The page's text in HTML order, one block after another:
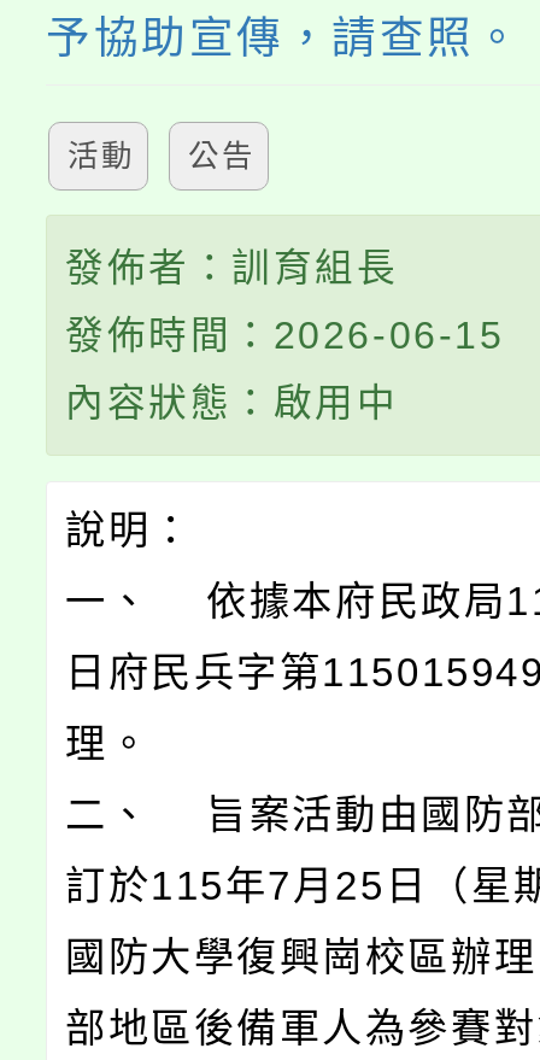
予協助宣傳，請查照。
活動 公告
發佈者：訓育組長
發佈時間：2026-06-15
內容狀態：啟用中
說明：
一、 依據本府民政局
日府民兵字第
理。
二、 旨案活動由國防
訂於115年7月25日（星
國防大學復興崗校區辦
部地區後備軍人為參賽